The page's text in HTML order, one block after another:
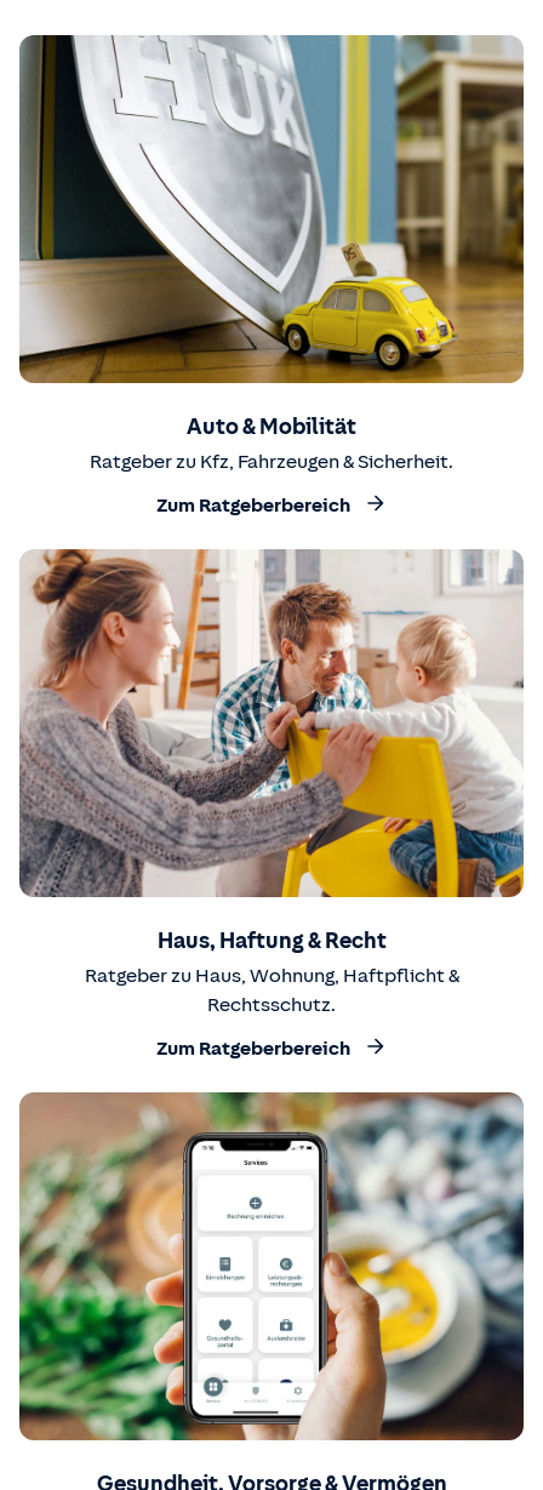
Auto & Mobilität
Ratgeber zu Kfz, Fahrzeugen & Sicherheit.
Zum Ratgeberbereich
Haus, Haftung & Recht
Ratgeber zu Haus, Wohnung, Haftpflicht &
Rechtsschutz.
Zum Ratgeberbereich
Gesundheit, Vorsorge & Vermögen